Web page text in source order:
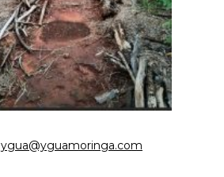
ygua@yguamoringa.com